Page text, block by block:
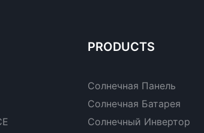
PRODUCTS
Солнечная Панель
Солнечная Батарея
Солнечный Инвертор